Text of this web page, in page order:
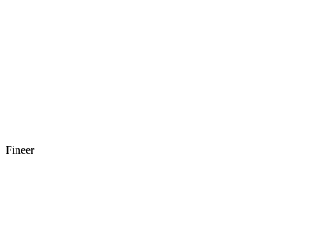
Fineer